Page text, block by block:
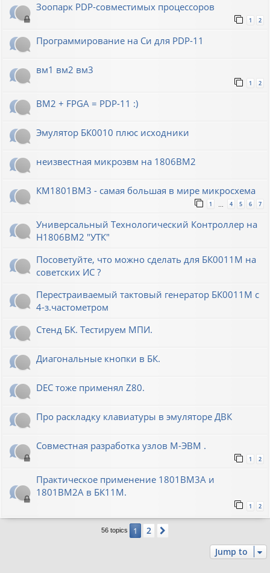
Зоопарк PDP-совместимых процессоров
1 2
Программирование на Си для PDP-11
вм1 вм2 вм3
1 2
ВМ2 + FPGA = PDP-11 :)
Эмулятор БК0010 плюс исходники
неизвестная микроэвм на 1806ВМ2
КМ1801ВМ3 - самая большая в мире микросхема
1 … 4 5 6 7
Универсальный Технологический Контроллер на
Н1806ВМ2 "УТК"
Посоветуйте, что можно сделать для БК0011М на
советских ИС ?
Перестраиваемый тактовый генератор БК0011М с
4-з.частометром
Стенд БК. Тестируем МПИ.
Диагональные кнопки в БК.
DEC тоже применял Z80.
Про раскладку клавиатуры в эмуляторе ДВК
Совместная разработка узлов М-ЭВМ .
1 2
Практическое применение 1801ВМ3А и
1801ВМ2А в БК11М.
1 2
56 topics 1 2
Jump to